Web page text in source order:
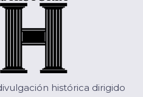
histórica dirigido